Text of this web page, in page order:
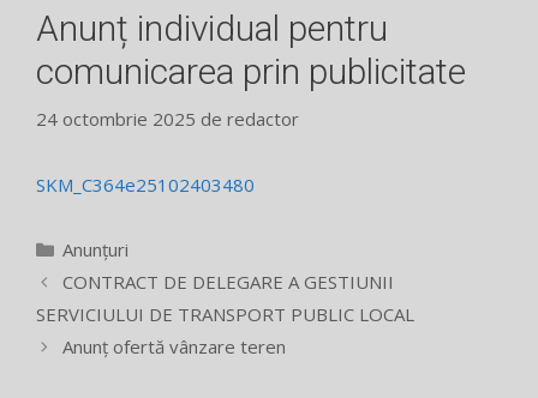
Anunț individual pentru
comunicarea prin publicitate
24 octombrie 2025 de redactor
SKM_C364e25102403480
Categorii
Anunțuri
CONTRACT DE DELEGARE A GESTIUNII
SERVICIULUI DE TRANSPORT PUBLIC LOCAL
Anunț ofertă vânzare teren